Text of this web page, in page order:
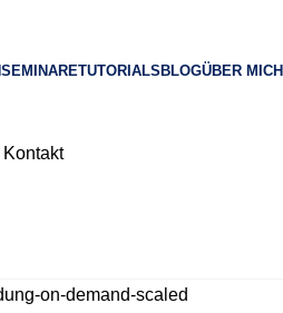
SEMINARETUTORIALS BLOGÜBER MICH
Kontakt